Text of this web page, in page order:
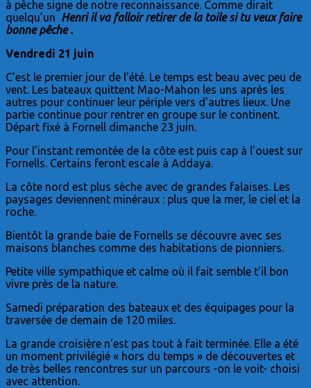
à pêche signe de notre reconnaissance. Comme dirait
quelqu’un Henri il va falloir retirer de la toile si tu veux faire
bonne pêche .
Vendredi 21 juin
C’est le premier jour de l’été. Le temps est beau avec peu de
vent. Les bateaux quittent Mao-Mahon les uns après les
autres pour continuer leur périple vers d’autres lieux. Une
partie continue pour rentrer en groupe sur le continent.
Départ fixé à Fornell dimanche 23 juin.
Pour l’instant remontée de la côte est puis cap à l’ouest sur
Fornells. Certains feront escale à Addaya.
La côte nord est plus sèche avec de grandes falaises. Les
paysages deviennent minéraux : plus que la mer, le ciel et la
roche.
Bientôt la grande baie de Fornells se découvre avec ses
maisons blanches comme des habitations de pionniers.
Petite ville sympathique et calme où il fait semble t’il bon
vivre près de la nature.
Samedi préparation des bateaux et des équipages pour la
traversée de demain de 120 miles.
La grande croisière n’est pas tout à fait terminée. Elle a été
un moment privilégié « hors du temps » de découvertes et
de très belles rencontres sur un parcours -on le voit- choisi
avec attention.